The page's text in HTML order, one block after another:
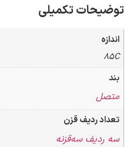
تکمیلی
ردیف قزن
سه‌قزنه